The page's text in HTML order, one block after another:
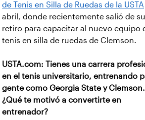
de Tenis en Silla de Ruedas de la USTA
abril, donde recientemente salió de su
retiro para capacitar al nuevo equipo
tenis en silla de ruedas de Clemson.
USTA.com: Tienes una carrera
en el tenis universitario, entrenando
gente como Georgia State y Clemson.
¿Qué te motivó a convertirte en
entrenador?